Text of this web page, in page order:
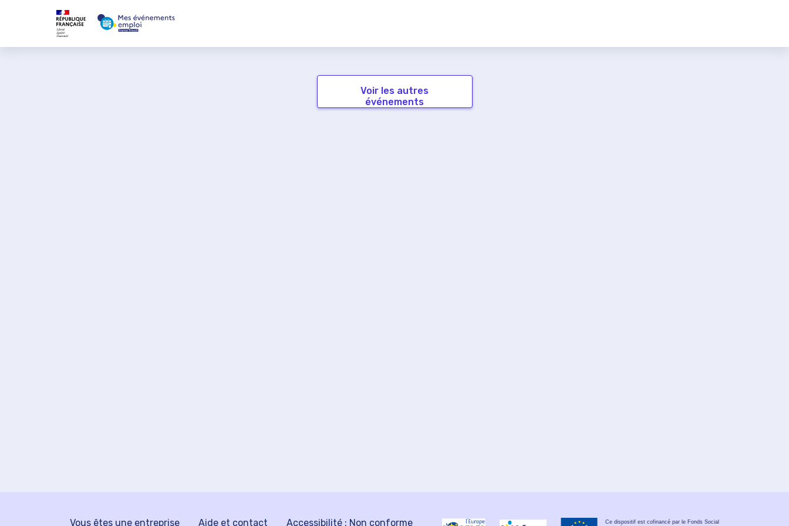
Voir les autres
événements
Vous êtes une entreprise Aide et contact Accessibilité : Non conforme
Ce dispositif est cofinancé par le Fonds Social